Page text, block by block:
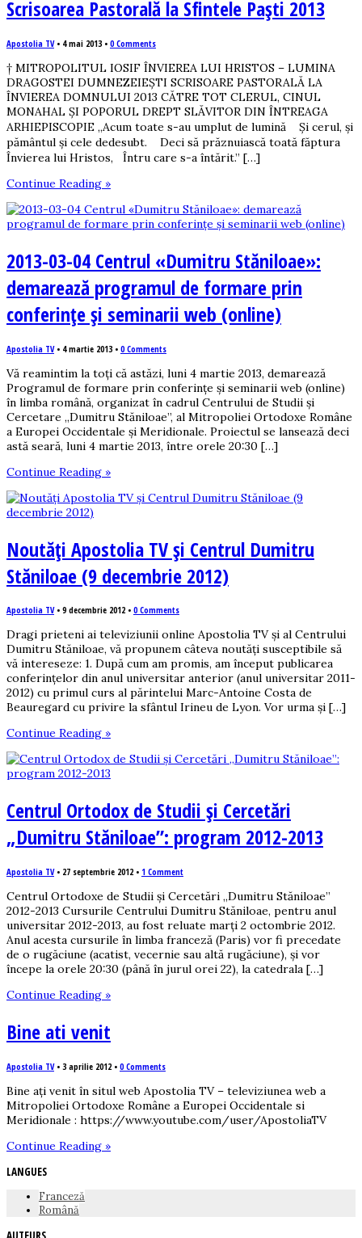
Scrisoarea Pastorală la Sfintele Paști 2013
Apostolia TV• 4 mai 2013 • 0 Comments
† MITROPOLITUL IOSIF ÎNVIEREA LUI HRISTOS – LUMINA
DRAGOSTEI DUMNEZEIEȘTI SCRISOARE PASTORALĂ LA
ÎNVIEREA DOMNULUI 2013 CĂTRE TOT CLERUL, CINUL
MONAHAL ȘI POPORUL DREPT SLĂVITOR DIN ÎNTREAGA
ARHIEPISCOPIE „Acum toate s-au umplut de lumină Și cerul, și
pământul și cele dedesubt. Deci să prăznuiască toată făptura
Învierea lui Hristos, Întru care s-a întărit.” […]
Continue Reading »
2013-03-04 Centrul «Dumitru Stăniloae»:
demarează programul de formare prin
conferințe și seminarii web (online)
Apostolia TV• 4 martie 2013 • 0 Comments
Vă reamintim la toți că astăzi, luni 4 martie 2013, demarează
Programul de formare prin conferințe și seminarii web (online)
în limba română, organizat în cadrul Centrului de Studii şi
Cercetare „Dumitru Stăniloae”, al Mitropoliei Ortodoxe Române
a Europei Occidentale şi Meridionale. Proiectul se lansează deci
astă seară, luni 4 martie 2013, între orele 20:30 […]
Continue Reading »
Noutăți Apostolia TV și Centrul Dumitru
Stăniloae (9 decembrie 2012)
Apostolia TV• 9 decembrie 2012• 0 Comments
Dragi prieteni ai televiziunii online Apostolia TV și al Centrului
Dumitru Stăniloae, vă propunem câteva noutăți susceptibile să
vă intereseze: 1. După cum am promis, am început publicarea
conferințelor din anul universitar anterior (anul universitar 2011-
2012) cu primul curs al părintelui Marc-Antoine Costa de
Beauregard cu privire la sfântul Irineu de Lyon. Vor urma și […]
Continue Reading »
Centrul Ortodox de Studii și Cercetări
„Dumitru Stăniloae”: program 2012-2013
Apostolia TV• 27 septembrie 2012• 1 Comment
Centrul Ortodoxe de Studii și Cercetări „Dumitru Stăniloae”
2012-2013 Cursurile Centrului Dumitru Stăniloae, pentru anul
universitar 2012-2013, au fost reluate marți 2 octombrie 2012.
Anul acesta cursurile în limba franceză (Paris) vor fi precedate
de o rugăciune (acatist, vecernie sau altă rugăciune), și vor
începe la orele 20:30 (până în jurul orei 22), la catedrala […]
Continue Reading »
Bine ati venit
Apostolia TV• 3 aprilie 2012• 0 Comments
Bine ați venit în situl web Apostolia TV – televiziunea web a
Mitropoliei Ortodoxe Române a Europei Occidentale si
Meridionale : https://www.youtube.com/user/ApostoliaTV
Continue Reading »
LANGUES
Franceză
Română